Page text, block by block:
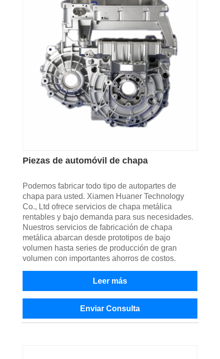
Piezas de automóvil de chapa
Podemos fabricar todo tipo de autopartes de
chapa para usted. Xiamen Huaner Technology
Co., Ltd ofrece servicios de chapa metálica
rentables y bajo demanda para sus necesidades.
Nuestros servicios de fabricación de chapa
metálica abarcan desde prototipos de bajo
volumen hasta series de producción de gran
volumen con importantes ahorros de costos.
Leer más
Enviar Consulta